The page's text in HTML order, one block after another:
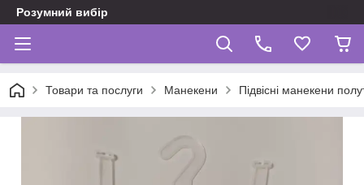
Розумний вибір
Товари та послуги Манекени Підвісні манекени